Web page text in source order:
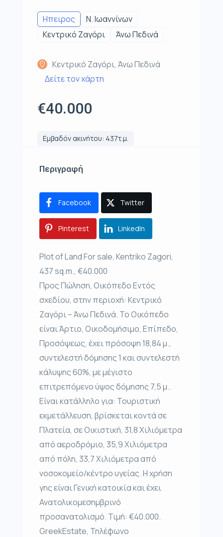
Ηπειρος
Ν. Ιωαννίνων
Κεντρικό Ζαγόρι
Άνω Πεδινά
Κεντρικό Ζαγόρι, Άνω Πεδινά
Δείτε τον χάρτη
€40.000
Εμβαδόν ακινήτου: 437τ.μ.
Περιγραφή
Facebook Twitter
Pinterest LinkedIn
Plot of Land For sale, Kentriko Zagori,
437 sq.m., €40.000
Προς Πώληση, Οικόπεδο Εντός
σχεδίου, στην περιοχή: Κεντρικό
Ζαγόρι – Άνω Πεδινά. Το Οικόπεδο
είναι Άρτιο, Οικοδομήσιμο, Επίπεδο,
Προσόψεως, έχει πρόσοψη 18,84 μ.,
συντελεστή δόμησης 1 και συντελεστή
κάλυψης 60%, με μέγιστο
επιτρεπόμενο ύψος δόμησης 7,5 μ..
Είναι κατάλληλο για: Τουριστική
εκμετάλλευση, βρίσκεται κοντά σε
Πλατεία, σε Οικιστική, 31,8 Χιλιόμετρα
από αεροδρόμιο, 35,9 Χιλιόμετρα
από πόλη, 33,7 Χιλιόμετρα από
νοσοκομείο/κέντρο υγείας. Η χρήση
γης είναι Γενική κατοικία και έχει
Ανατολικομεσημβρινό
προσανατολισμό. Τιμή: €40.000.
GreekEstate, Τηλέφωνο